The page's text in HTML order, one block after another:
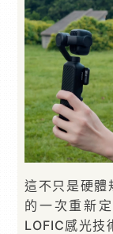
這不只是硬體
的一次重新定
LOFIC感光技